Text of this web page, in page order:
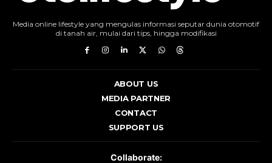
Media online lifestyle yang mengulas informasi seputar dunia otomotif
di tanah air, mulai dari tips, hingga modifikasi
ABOUT US
MEDIA PARTNER
CONTACT
SUPPORT US
Collaborate: